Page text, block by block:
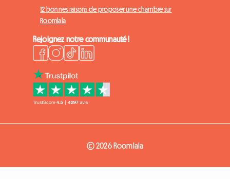
12 bonnes raisons de proposer une chambre sur
Roomlala
Rejoignez notre communauté !
© 2026 Roomlala